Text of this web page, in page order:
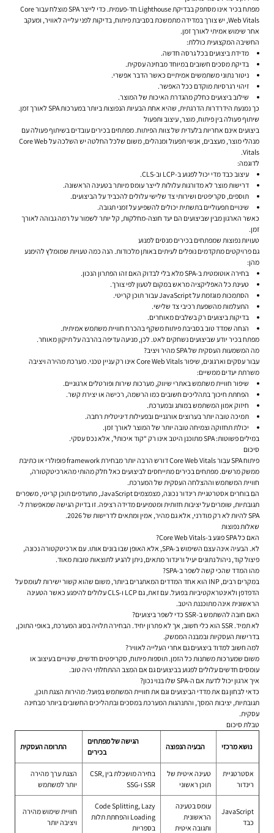
מפתח בכיר אינו מסתפק בבדיקת Lighthouse חד-פעמית. כדי לייצר SPA מוצלח עבור Core
Web Vitals, יש צורך במדידה מתמשכת בסביבת פיתוח, בדיקות לפני עלייה לאוויר, ומעקב
אחר שימוש אמיתי לאורך זמן.
החשיבה המקצועית כוללת:
מדידת ביצועים בכל גרסה חדשה.
בדיקת מסכים חשובים במיוחד מבחינה עסקית.
ניטור נתוני משתמשים אמיתיים כאשר הדבר אפשרי.
זיהוי רגרסיות מוקדם ככל האפשר.
שילוב ביצועים כחלק מהגדרת האיכות של המוצר.
כך נמנעת הידרדרות הדרגתית, שהיא אחת הבעיות הנפוצות ביותר במערכות SPA לאורך זמן.
שיתוף פעולה בין פיתוח, מוצר, עיצוב ותפעול
ביצועים אינם אחריות בלעדית של צוות הפיתוח. מפתחים בכירים עובדים בשיתוף פעולה עם
מנהלי מוצר, מעצבים, אנשי תפעול ומנהלים, משום שלכל החלטה יש השלכה על Core Web
Vitals.
לדוגמה:
עיצוב כבד מדי יכול לפגוע ב-LCP וב-CLS.
דרישות מוצר לא מדורגות עלולות לייצר עומס מיותר בטעינה הראשונה.
תוספים, סקריפטים ושירותי צד שלישי עלולים להכביד על הביצועים.
שינויים תפעוליים בתשתית יכולים להשפיע על זמני תגובה.
כאשר הארגון מבין שביצועים הם יעד חוצה-מחלקות, קל יותר לשמור על רמה גבוהה לאורך
זמן.
טעויות נפוצות שמפתחים בכירים מנסים למנוע
גם פרויקטים מתקדמים נופלים לעיתים באותן מלכודות. הנה כמה טעויות שמומלץ להימנע
מהן:
בחירה אוטומטית ב-SPA מלא בלי לבדוק האם זהו הפתרון הנכון.
טעינת כל האפליקציה מראש במקום לטעון לפי צורך.
הסתמכות מוגזמת על JavaScript עבור תוכן קריטי.
התעלמות מהשפעת רכיבי צד שלישי.
בדיקות ביצועים רק בשלבים מאוחרים.
הנחה שמדד טוב בסביבת פיתוח משקף בהכרח חוויית משתמש אמיתית.
מפתח בכיר יודע שביצועים נשחקים לאט. לכן, מניעה עדיפה בהרבה על תיקון מאוחר.
מה המשמעות העסקית של SPA מהיר ויציב?
עבור עסקים וארגונים, שיפור Core Web Vitals אינו רק עניין טכני. מערכת מהירה ויציבה
משרתת יעדים ממשיים:
שיפור חוויית משתמש באתרי שיווק, מערכות שירות ופורטלים ארגוניים.
הפחתת חיכוך בתהליכים חשובים כמו הרשמה, רכישה או יצירת קשר.
חיזוק אמון המשתמש במותג ובמערכת.
תמיכה טובה יותר בערוצים אורגניים ובפעילות דיגיטלית רחבה.
יכולת תחזוקה וצמיחה טובה יותר של המוצר לאורך זמן.
במילים פשוטות: SPA מתוכנן היטב אינו רק “קוד איכותי”, אלא נכס עסקי.
סיכום
פיתוח SPA עבור Core Web Vitals דורש הרבה יותר מבחירת framework פופולרי או כתיבת
ממשק מרשים. מפתחים בכירים מתייחסים לביצועים כאל חלק מהותי מהארכיטקטורה,
חוויית המשתמש וההצלחה העסקית של המערכת.
הם בוחרים אסטרטגיית רינדור נכונה, מצמצמים JavaScript, מתעדפים תוכן קריטי, משפרים
תגובתיות, שומרים על יציבות חזותית ומטמיעים מדידה רציפה. זו בדיוק הגישה שמאפשרת ל-
SPA להיות לא רק מודרני, אלא גם מהיר, אמין ומתאים לדרישות של 2026.
שאלות נפוצות
האם כל SPA פוגע ב-Core Web Vitals?
לא. הבעיה אינה עצם השימוש ב-SPA, אלא האופן שבו בונים אותו. עם ארכיטקטורה נכונה,
פיצול קוד, ניהול נתונים יעיל ורינדור מתאים, ניתן להגיע לתוצאות טובות מאוד.
מהו המדד שהכי קשה לשפר ב-SPA?
במקרים רבים, INP הוא אחד המדדים המאתגרים ביותר, משום שהוא קשור ישירות לעומס על
הדפדפן ולאינטראקטיביות בפועל. עם זאת, גם LCP ו-CLS עלולים להיפגע כאשר הטעינה
הראשונית אינה מתוכננת היטב.
האם חובה להשתמש ב-SSR כדי לשפר ביצועים?
לא תמיד. SSR הוא כלי חשוב, אך לא פתרון יחיד. הבחירה תלויה בסוג המערכת, באופי התוכן,
בדרישות העסקיות ובמבנה הממשק.
למה חשוב למדוד ביצועים גם אחרי העלייה לאוויר?
משום שמערכות משתנות כל הזמן. תוספות פיתוח, סקריפטים חדשים, שינויים בעיצוב או
עומסים חדשים עלולים לפגוע בביצועים גם אם המצב ההתחלתי היה טוב.
איך ארגון יכול לדעת אם ה-SPA שלו בנוי נכון?
כדאי לבחון גם את מדדי הביצועים וגם את חוויית המשתמש בפועל: מהירות הצגת תוכן,
תגובתיות, יציבות המסך, והתנהגות המערכת במסכים ובתהליכים החשובים ביותר מבחינה
עסקית.
טבלת סיכום
נושא מרכזי הבעיה הנפוצה
הגישה של מפתחים
בכירים
התרומה העסקית
אסטרטגיית
רינדור
טעינה איטית של
תוכן ראשוני
בחירה מושכלת בין CSR,
SSR ו-SSG
הצגת ערך מהירה
יותר למשתמש
JavaScript
כבד
עומס בטעינה
הראשונית
ותגובה איטית
Code Splitting, Lazy
Loading והפחתת תלות
בספריות
חוויית שימוש מהירה
ויציבה יותר